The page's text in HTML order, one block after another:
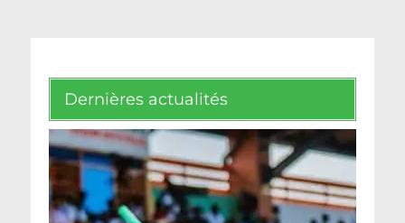
Dernières actualités